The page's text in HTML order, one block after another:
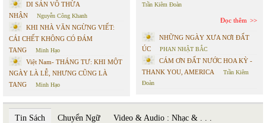
DI SẢN VÔ THỪA
NHẬN
Nguyễn Công Khanh
KHI NHÀ VĂN NGỪNG VIẾT:
CÁI CHẾT KHÔNG CÓ ĐÁM
TANG
Minh Hạo
Việt Nam- THÁNG TƯ: KHI MỘT
NGÀY LÀ LỄ, NHƯNG CŨNG LÀ
TANG
Minh Hạo
Trần Kiêm Đoàn
Đọc thêm
NHỮNG NGÀY XƯA NƠI ĐẤT
ÚC
PHAN NHẬT BẮC
CÁM ƠN ĐẤT NƯỚC HOA KỲ -
THANK YOU, AMERICA
Trần Kiêm
Đoàn
Tin Sách Chuyển Ngữ Video & Audio : Nhạc & . . .